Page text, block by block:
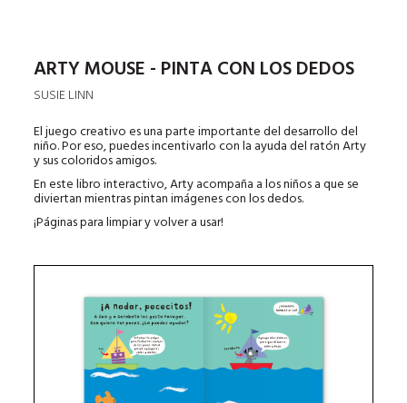
ARTY MOUSE - PINTA CON LOS DEDOS
SUSIE LINN
El juego creativo es una parte importante del desarrollo del
niño. Por eso, puedes incentivarlo con la ayuda del ratón Arty
y sus coloridos amigos.
En este libro interactivo, Arty acompaña a los niños a que se
diviertan mientras pintan imágenes con los dedos.
¡Páginas para limpiar y volver a usar!